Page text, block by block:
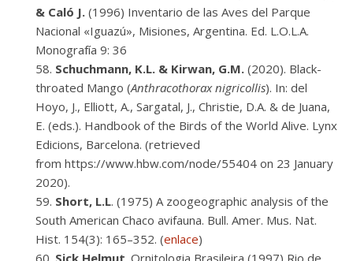
& Caló J. (1996) Inventario de las Aves del Parque
Nacional «Iguazú», Misiones, Argentina. Ed. L.O.L.A.
Monografía 9: 36
Schuchmann, K.L. & Kirwan, G.M. (2020). Black-
throated Mango (Anthracothorax nigricollis). In: del
Hoyo, J., Elliott, A., Sargatal, J., Christie, D.A. & de Juana,
E. (eds.). Handbook of the Birds of the World Alive. Lynx
Edicions, Barcelona. (retrieved
from https://www.hbw.com/node/55404 on 23 January
2020).
Short, L.L. (1975) A zoogeographic analysis of the
South American Chaco avifauna. Bull. Amer. Mus. Nat.
Hist. 154(3): 165–352. (enlace)
Sick Helmut. Ornitologia Brasileira (1997) Rio de